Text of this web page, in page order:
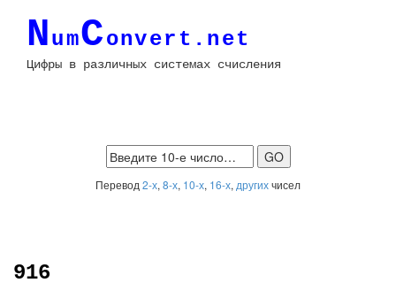
NumConvert.net
Цифры в различных системах счисления
Перевод 2-х, 8-х, 10-х, 16-х, другихчисел
916